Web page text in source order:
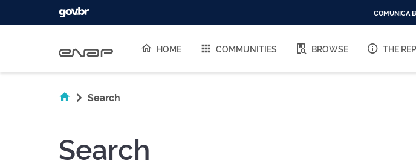
O
COMUNICA
HOME COMMUNITIES BROWSE THE
Search
Search